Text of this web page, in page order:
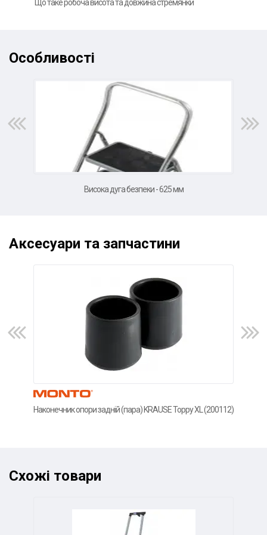
Що таке робоча висота та довжина стремянки
Особливості
Висока дуга безпеки - 625 мм
Аксесуари та запчастини
Наконечник опори задній (пара) KRAUSE Toppy XL (200112)
Схожі товари